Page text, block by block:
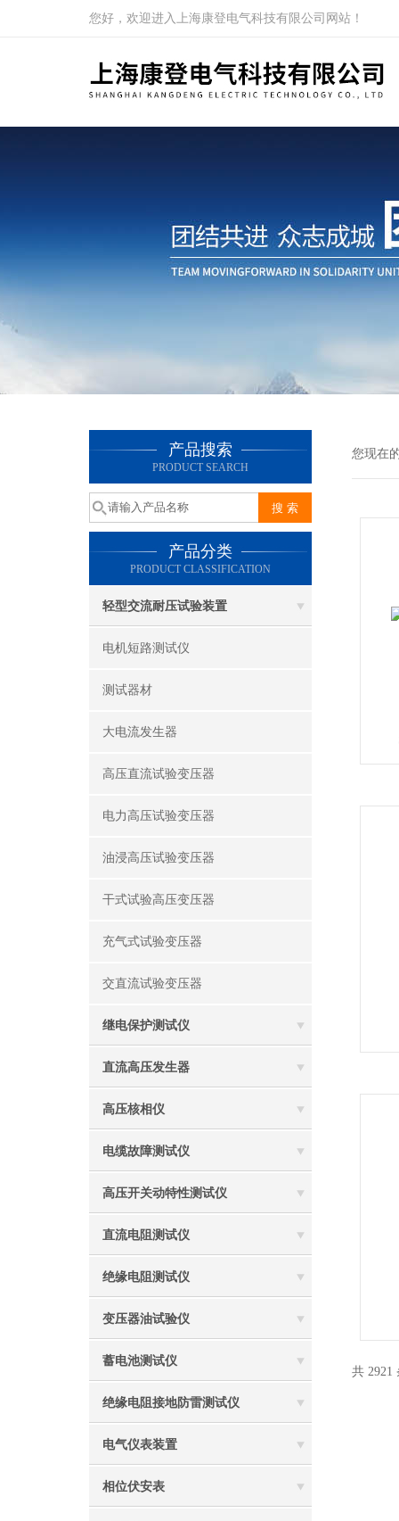
您好，欢迎进入上海康登电气科技有限公司网站！
产品搜索
PRODUCT SEARCH
产品分类
PRODUCT CLASSIFICATION
轻型交流耐压试验装置
电机短路测试仪
测试器材
大电流发生器
高压直流试验变压器
电力高压试验变压器
油浸高压试验变压器
干式试验高压变压器
充气式试验变压器
交直流试验变压器
继电保护测试仪
直流高压发生器
高压核相仪
电缆故障测试仪
高压开关动特性测试仪
直流电阻测试仪
绝缘电阻测试仪
变压器油试验仪
蓄电池测试仪
绝缘电阻接地防雷测试仪
电气仪表装置
相位伏安表
您现在
共 2921